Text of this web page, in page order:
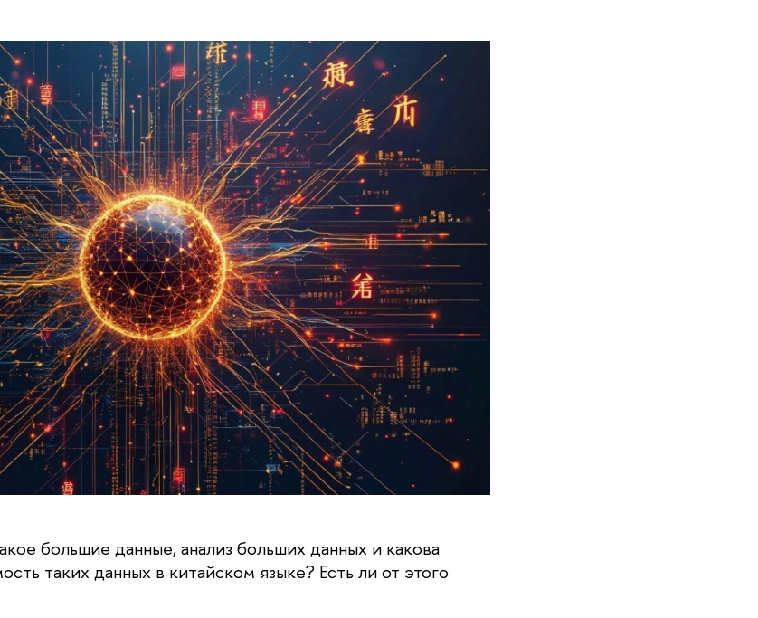
большие данные, анализ больших данных и какова
таких данных в китайском языке? Есть ли от этого